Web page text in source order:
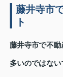
藤井寺市
ト
藤井寺市で不
多いのではな